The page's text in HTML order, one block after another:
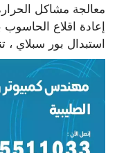
معالجة مشاكل
إعادة اقلاع
استبدال بور سبلاي